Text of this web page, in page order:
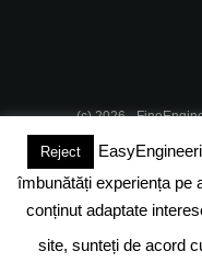
(c) 2026 -
DESPRE NOI
DESPRE COOKIES
Reject
îmbunătăți experiența pe
conținut adaptate
site, sunteți de acord